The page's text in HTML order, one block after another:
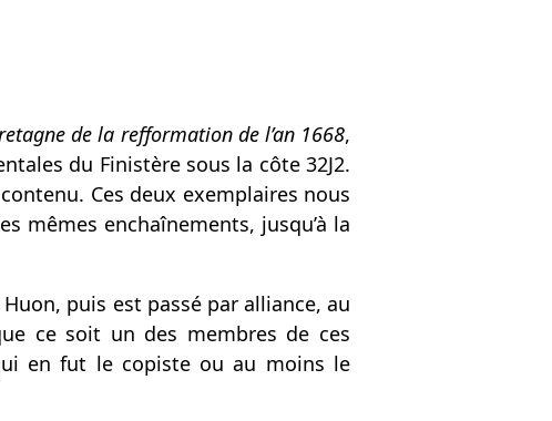
de la refformation de l’an 1668,
du Finistère sous la côte 32J2.
Ces deux exemplaires nous
mêmes enchaînements, jusqu’à la
puis est passé par alliance, au
ce soit un des membres de ces
en fut le copiste ou au moins le